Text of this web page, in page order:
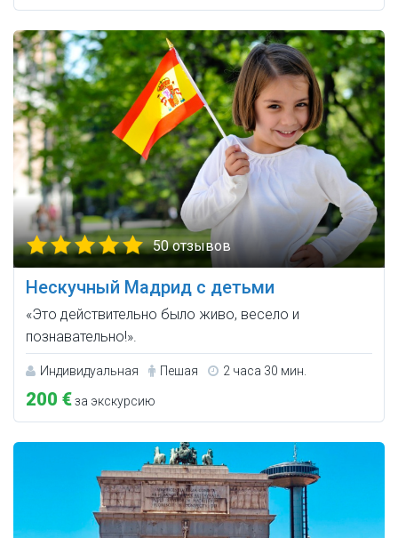
50 отзывов
Нескучный Мадрид с детьми
«Это действительно было живо, весело и
познавательно!».
Индивидуальная Пешая 2 часа 30 мин.
200 €за экскурсию